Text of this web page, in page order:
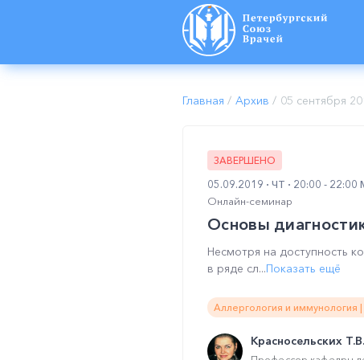
Главная / Архив / 05 сентября
ЗАВЕРШЕНО
05.09.2019 ЧТ
20:00 - 22:00
Онлайн-семинар
Основы
Несмотря на доступность
в ряде сл...Показать ещё
Аллергология и иммунология
Красносельских Т.В.